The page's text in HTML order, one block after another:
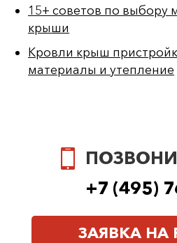
15+ советов по выбору
крыши
Кровли крыш
материалы и утепление
+7 (495)
ЗАЯВКА НА